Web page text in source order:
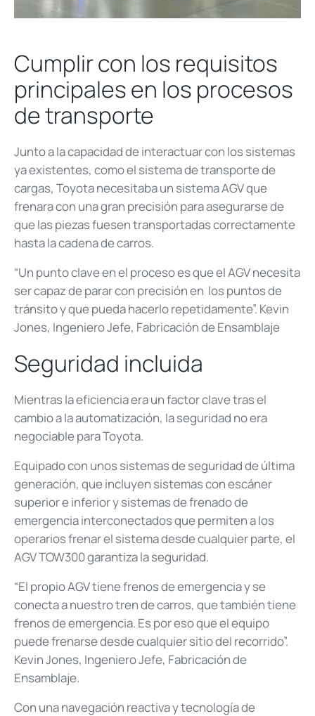
Cumplir con los requisitos
principales en los procesos
de transporte
Junto a la capacidad de interactuar con los sistemas
ya existentes, como el sistema de transporte de
cargas, Toyota necesitaba un sistema AGV que
frenara con una gran precisión para asegurarse de
que las piezas fuesen transportadas correctamente
hasta la cadena de carros.
“Un punto clave en el proceso es que el AGV necesita
ser capaz de parar con precisión en los puntos de
tránsito y que pueda hacerlo repetidamente”. Kevin
Jones, Ingeniero Jefe, Fabricación de Ensamblaje
Seguridad incluida
Mientras la eficiencia era un factor clave tras el
cambio a la automatización, la seguridad no era
negociable para Toyota.
Equipado con unos sistemas de seguridad de última
generación, que incluyen sistemas con escáner
superior e inferior y sistemas de frenado de
emergencia interconectados que permiten a los
operarios frenar el sistema desde cualquier parte, el
AGV TOW300 garantiza la seguridad.
“El propio AGV tiene frenos de emergencia y se
conecta a nuestro tren de carros, que también tiene
frenos de emergencia. Es por eso que el equipo
puede frenarse desde cualquier sitio del recorrido”.
Kevin Jones, Ingeniero Jefe, Fabricación de
Ensamblaje.
Con una navegación reactiva y tecnología de